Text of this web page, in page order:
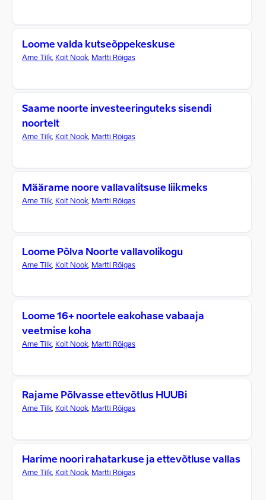
Loome valda kutseõppekeskuse
Arne Tilk, Koit Nook, Martti Rõigas
Saame noorte investeeringuteks sisendi
noortelt
Arne Tilk, Koit Nook, Martti Rõigas
Määrame noore vallavalitsuse liikmeks
Arne Tilk, Koit Nook, Martti Rõigas
Loome Põlva Noorte vallavolikogu
Arne Tilk, Koit Nook, Martti Rõigas
Loome 16+ noortele eakohase vabaaja
veetmise koha
Arne Tilk, Koit Nook, Martti Rõigas
Rajame Põlvasse ettevõtlus HUUBi
Arne Tilk, Koit Nook, Martti Rõigas
Harime noori rahatarkuse ja ettevõtluse vallas
Arne Tilk, Koit Nook, Martti Rõigas